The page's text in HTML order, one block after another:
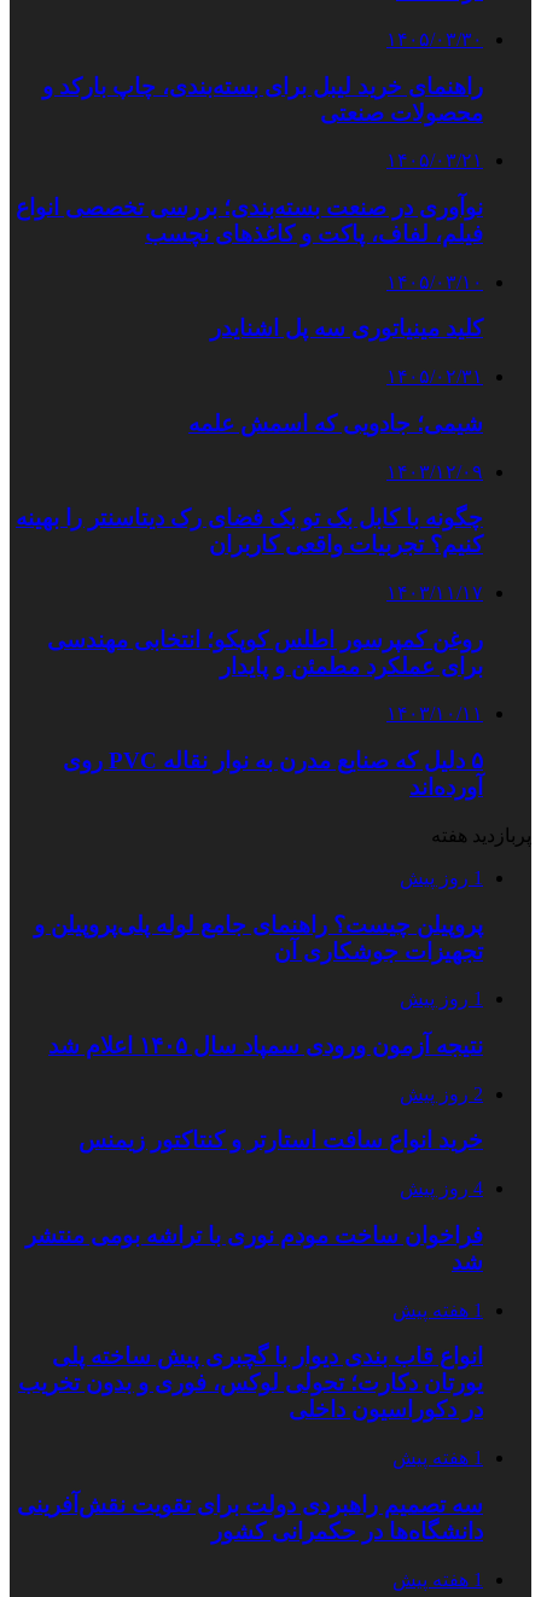
۱۴۰۵/۰۳/۳۰
راهنمای خرید لیبل برای بسته‌بندی، چاپ بارکد و
محصولات صنعتی
۱۴۰۵/۰۳/۲۱
نوآوری در صنعت بسته‌بندی؛ بررسی تخصصی انواع
فیلم، لفاف، پاکت و کاغذهای نچسب
۱۴۰۵/۰۳/۱۰
کلید مینیاتوری سه پل اشنایدر
۱۴۰۵/۰۲/۳۱
شیمی؛ جادویی که اسمش علمه
۱۴۰۳/۱۲/۰۹
چگونه با کابل بک تو بک فضای رک دیتاسنتر را بهینه
کنیم؟ تجربیات واقعی کاربران
۱۴۰۳/۱۱/۱۷
روغن کمپرسور اطلس کوپکو؛ انتخابی مهندسی
برای عملکرد مطمئن و پایدار
۱۴۰۳/۱۰/۱۱
۵ دلیل که صنایع مدرن به نوار نقاله PVC روی
آورده‌اند
پربازدید هفته
1 روز پیش
پروپیلن چیست؟ راهنمای جامع لوله پلی‌پروپیلن و
تجهیزات جوشکاری آن
1 روز پیش
نتیجه آزمون ورودی سمپاد سال ۱۴۰۵ اعلام شد
2 روز پیش
خرید انواع سافت استارتر و کنتاکتور زیمنس
4 روز پیش
فراخوان ساخت مودم نوری با تراشه بومی منتشر
شد
1 هفته پیش
انواع قاب بندی دیوار با گچبری پیش ساخته پلی
یورتان دکارت؛ تحولی لوکس، فوری و بدون تخریب
در دکوراسیون داخلی
1 هفته پیش
سه تصمیم راهبردی دولت برای تقویت نقش‌آفرینی
دانشگاه‌ها در حکمرانی کشور
1 هفته پیش